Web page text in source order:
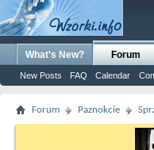
What's New? Forum
New Posts FAQ Calendar
Forum Paznokcie